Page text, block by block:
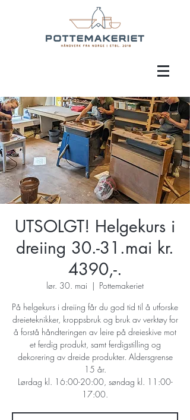
UTSOLGT! Helgekurs i
dreiing 30.-31.mai kr.
4390,-.
lør. 30. mai
  |
Pottemakeriet
På helgekurs i dreiing får du god tid til å utforske
dreieteknikker, kroppsbruk og bruk av verktøy for
å forstå håndteringen av leire på dreieskive mot
et ferdig produkt, samt ferdigstilling og
dekorering av dreide produkter. Aldersgrense
15 år.
Lørdag kl. 16:00-20:00, søndag kl. 11:00-
17:00.